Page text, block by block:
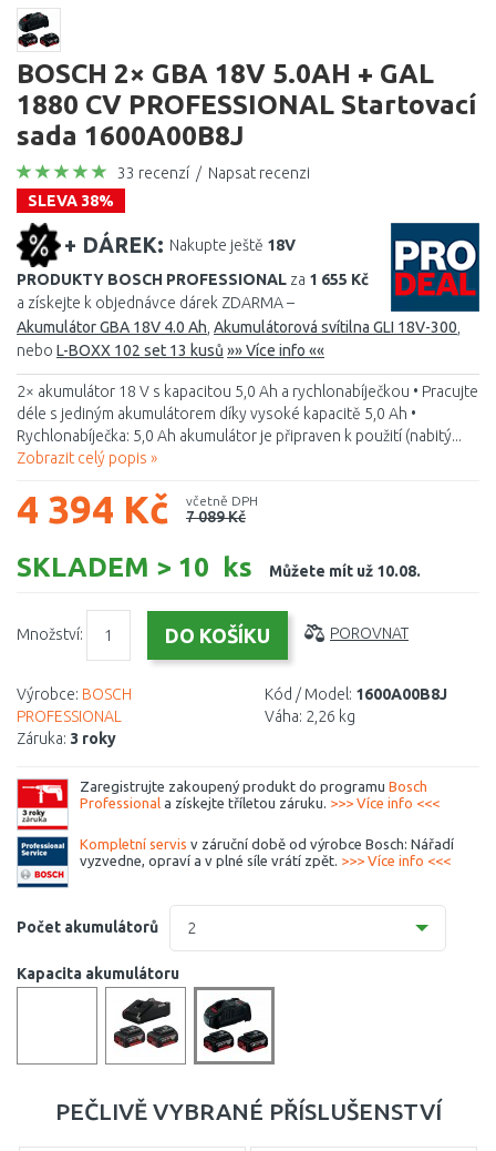
BOSCH 2× GBA 18V 5.0AH + GAL
1880 CV PROFESSIONAL Startovací
sada 1600A00B8J
33 recenzí / Napsat recenzi
SLEVA 38%
+ DÁREK: Nakupte ještě 18V
PRODUKTY BOSCH PROFESSIONAL za 1 655 Kč
a získejte k objednávce dárek ZDARMA –
Akumulátor GBA 18V 4.0 Ah Akumulátorová svítilna GLI 18V-300
nebo L-BOXX 102 set 13 kusů »» Více info ««
2× akumulátor 18 V s kapacitou 5,0 Ah a rychlonabíječkou • Pracujte
déle s jediným akumulátorem díky vysoké kapacitě 5,0 Ah •
Rychlonabíječka: 5,0 Ah akumulátor je připraven k použití (nabitý...
Zobrazit celý popis »
4 394 Kč včetně DPH
7 089 Kč
SKLADEM > 10 ks Můžete mít už 10.08.
Množství: POROVNAT
Výrobce: BOSCH
PROFESSIONAL
Záruka: 3 roky
Kód / Model: 1600A00B8J
Váha: 2,26 kg
Zaregistrujte zakoupený produkt do programu Bosch
Professional a získejte tříletou záruku. >>> Více info <<<
Kompletní servis v záruční době od výrobce Bosch: Nářadí
vyzvedne, opraví a v plné síle vrátí zpět. >>> Více info <<<
Počet akumulátorů 2
Kapacita akumulátoru
PEČLIVĚ VYBRANÉ PŘÍSLUŠENSTVÍ